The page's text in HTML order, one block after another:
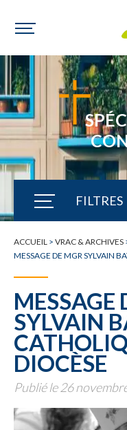
FILTRES
TOUTE
ACCUEIL > VRAC & ARCHIVES
MESSAGE DE MGR SYLVAIN
MESSAGE
SYLVAIN
DIOCÈSE
Publié le 26